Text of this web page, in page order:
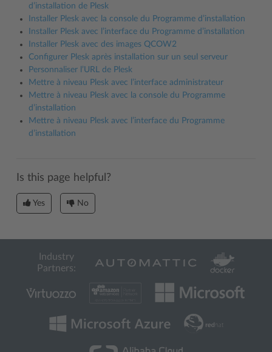
d’installation de Plesk
Installer Plesk avec la console du Programme d’installation
Installer Plesk avec l’interface du Programme d’installation
Installer Plesk avec des images QCOW2
Configurer Plesk après installation sur un seul serveur
Personnaliser l’URL de Plesk
Mettre à niveau Plesk avec l’interface administrateur
Mettre à niveau Plesk avec la console du Programme
d’installation
Mettre à niveau Plesk avec l’interface du Programme
d’installation
Is this page helpful?
Yes No
Industry
Partners: